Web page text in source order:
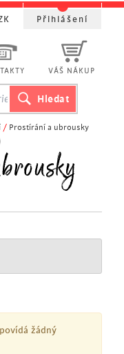
/ Prostírání a ubrousky
žádný
VÁŠ NÁKUP
Přihlášení